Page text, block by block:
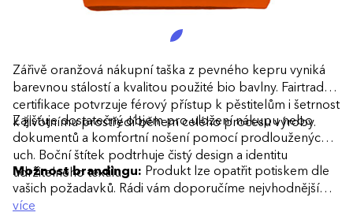
Zářivě oranžová nákupní taška z pevného kepru vyniká
barevnou stálostí a kvalitou použité bio bavlny. Fairtrade
certifikace potvrzuje férový přístup k pěstitelům i šetrnost
k životnímu prostředí během celého procesu výroby.
Zajišťuje dostatečný objem pro uložení nákupu nebo
dokumentů a komfortní nošení pomocí prodloužených
uch. Boční štítek podtrhuje čistý design a identitu
udržitelného textilu.
Možnost brandingu: Produkt lze opatřit potiskem dle
vašich požadavků. Rádi vám doporučíme nejvhodnější
technologii potisku s ohledem na design i váš rozpočet.
více